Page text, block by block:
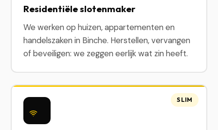
Residentiële slotenmaker
We werken op huizen, appartementen en
handelszaken in Binche. Herstellen, vervangen
of beveiligen: we zeggen eerlijk wat zin heeft.
SLIM